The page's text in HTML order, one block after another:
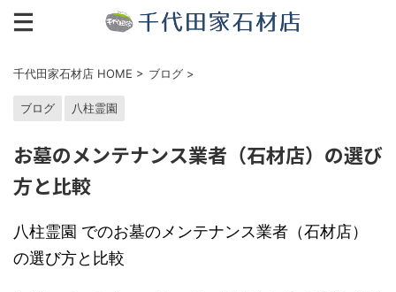
千代田家石材店 HOME > ブログ >
ブログ 八柱霊園
お墓のメンテナンス業者（石材店）の選び
方と比較
八柱霊園 でのお墓のメンテナンス業者（石材店）
の選び方と比較